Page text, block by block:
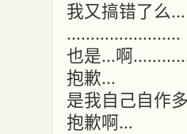
我又搞错了么…
……………………
也是…啊
抱歉…
是我自己自作
抱歉啊…